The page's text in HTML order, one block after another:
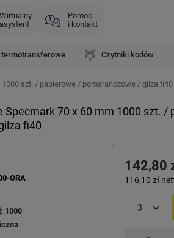
Wirtualny
asystent
Pomoc
i kontakt
termotransferowe Czytniki kodów
szt. / papierowe / pomarańczowe / gilza fi40
Specmark 70 x 60 mm 1000 szt. /
fi40
142,80
116,10 zł
ORA
1000